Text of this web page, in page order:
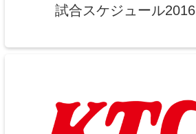
試合スケジュール2016